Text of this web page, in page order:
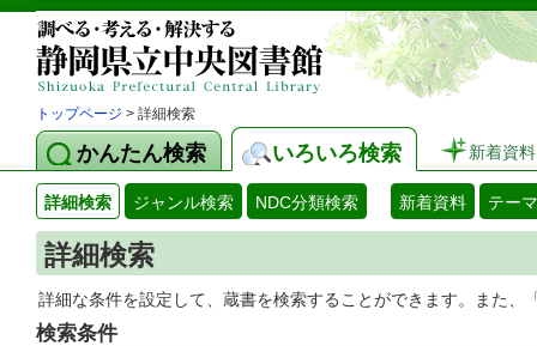
トップページ > 詳細検索
かんたん検索 いろいろ検索 新着資料
詳細検索 ジャンル検索 NDC分類検索 新着資料 テー
詳細検索
詳細な条件を設定して、蔵書を検索することができます。また
検索条件